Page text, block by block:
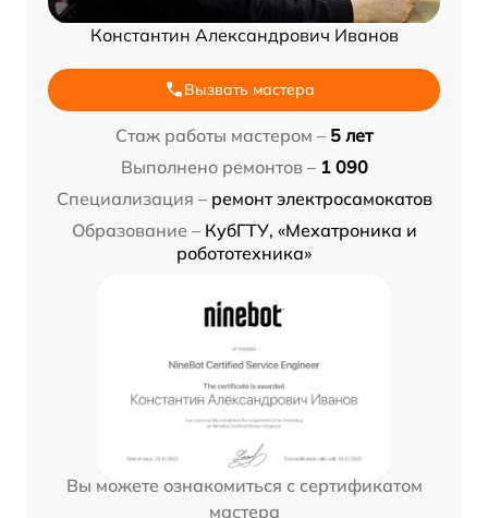
Константин Александрович Иванов
Вызвать мастера
Стаж работы мастером – 5 лет
Выполнено ремонтов – 1 090
Специализация – ремонт электросамокатов
Образование – КубГТУ, «Мехатроника и
робототехника»
Вы можете ознакомиться с сертификатом
мастера